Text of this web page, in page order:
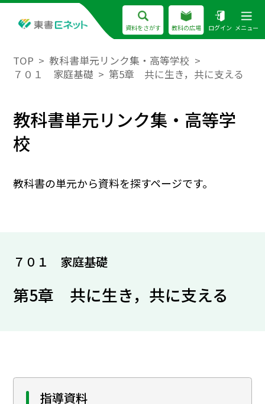
資料をさがす 教科の広場 ログイン メニュー
TOP
教科書単元リンク集・高等学校
７０１ 家庭基礎
第5章 共に生き，共に支える
教科書単元リンク集・高等学
校
教科書の単元から資料を探すページです。
７０１ 家庭基礎
第5章 共に生き，共に支える
指導資料